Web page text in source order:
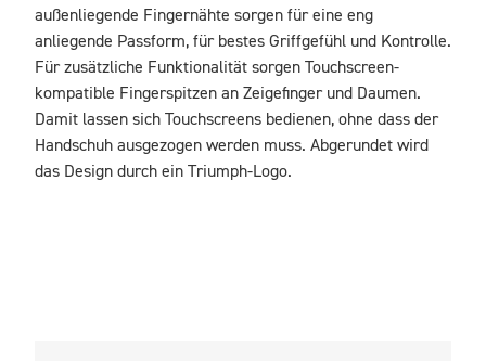
außenliegende Fingernähte sorgen für eine eng
anliegende Passform, für bestes Griffgefühl und Kontrolle.
Für zusätzliche Funktionalität sorgen Touchscreen-
kompatible Fingerspitzen an Zeigefinger und Daumen.
Damit lassen sich Touchscreens bedienen, ohne dass der
Handschuh ausgezogen werden muss. Abgerundet wird
das Design durch ein Triumph-Logo.